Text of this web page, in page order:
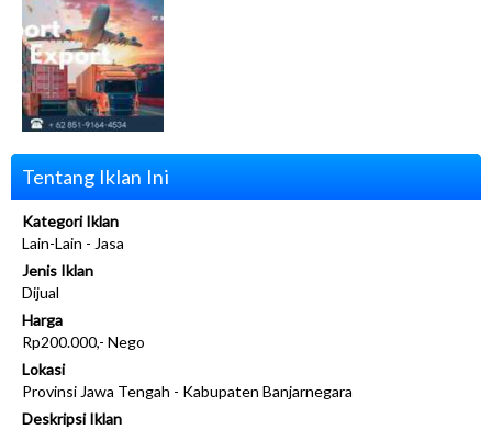
Tentang Iklan Ini
Kategori Iklan
Lain-Lain - Jasa
Jenis Iklan
Dijual
Harga
Rp200.000,- Nego
Lokasi
Provinsi Jawa Tengah - Kabupaten Banjarnegara
Deskripsi Iklan